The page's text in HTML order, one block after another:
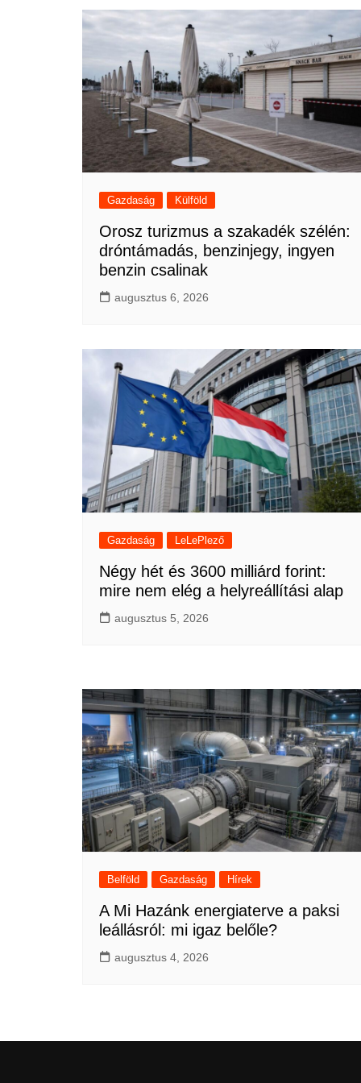
Gazdaság Külföld
Orosz turizmus a szakadék szélén:
dróntámadás, benzinjegy, ingyen
benzin csalinak
augusztus 6, 2026
Gazdaság LeLePlező
Négy hét és 3600 milliárd forint:
mire nem elég a helyreállítási alap
augusztus 5, 2026
Belföld Gazdaság Hírek
A Mi Hazánk energiaterve a paksi
leállásról: mi igaz belőle?
augusztus 4, 2026